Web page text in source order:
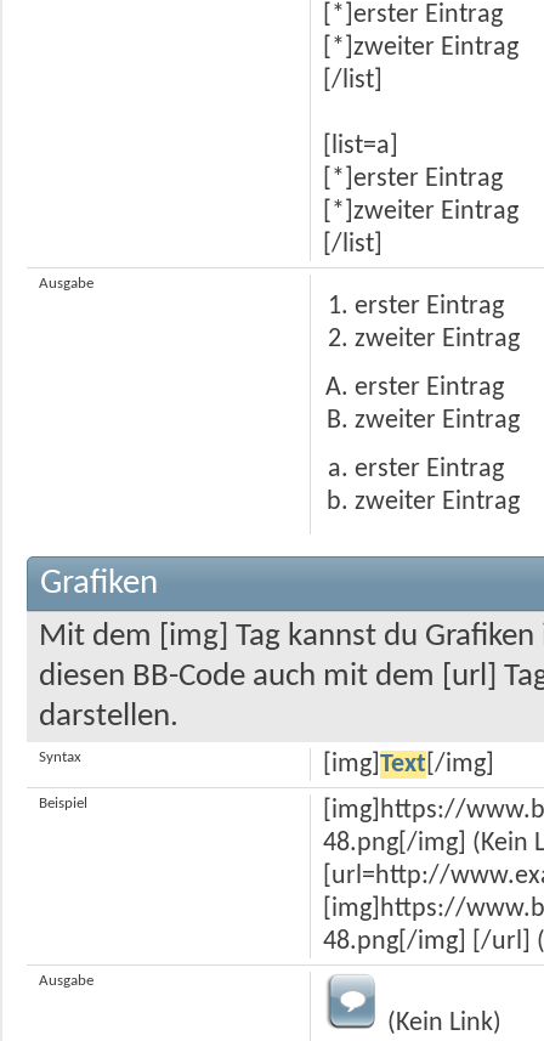
[*]erster Eintrag
[*]zweiter Eintrag
[/list]
[list=a]
[*]erster Eintrag
[*]zweiter Eintrag
[/list]
erster Eintrag
zweiter Eintrag
erster Eintrag
zweiter Eintrag
erster Eintrag
zweiter Eintrag
Ausgabe
Grafiken
Mit dem [img] Tag kannst du
diesen BB-Code auch mit dem [url]
darstellen.
[img] Text [/img]
Syntax
[img]https://
48.png[/img] (Kein
[url=http://
[img]https://
48.png[/img] [/url]
Beispiel
(Kein Link)
Ausgabe